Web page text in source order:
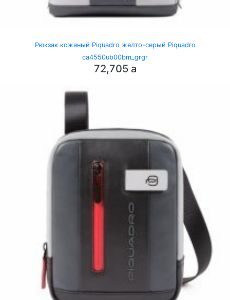
Рюкзак кожаный Piquadro желто-серый Piquadro
ca4550ub00bm_grgr
72,705 a